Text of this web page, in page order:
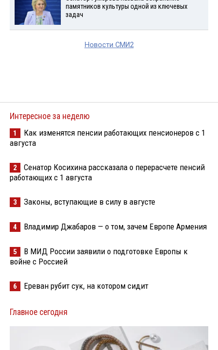
памятников культуры одной из ключевых
задач
Новости СМИ2
Интересное за неделю
1
Как изменятся пенсии работающих пенсионеров с 1
августа
2
Сенатор Косихина рассказала о перерасчете пенсий
работающих с 1 августа
3 Законы, вступающие в силу в августе
4 Владимир Джабаров — о том, зачем Европе Армения
5
В МИД России заявили о подготовке Европы к
войне с Россией
6 Ереван рубит сук, на котором сидит
Главное сегодня